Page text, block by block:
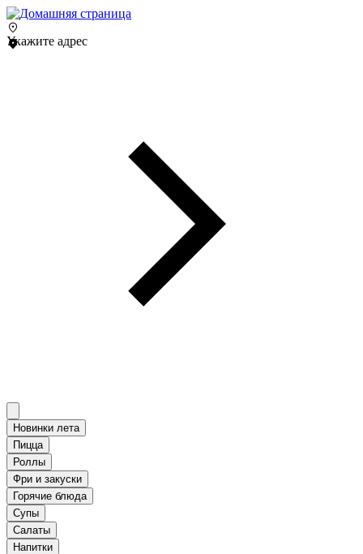
Укажите адрес
Новинки лета
Пицца
Роллы
Фри и закуски
Горячие блюда
Супы
Салаты
Напитки